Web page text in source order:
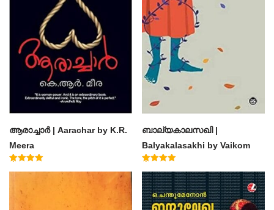
ആരാച്ചാര്‍ | Aarachar by K.R.
Meera
ബാല്യകാലസഖി |
Balyakalasakhi by Vaikom
Muhammad Basheer
4.60
out of 5